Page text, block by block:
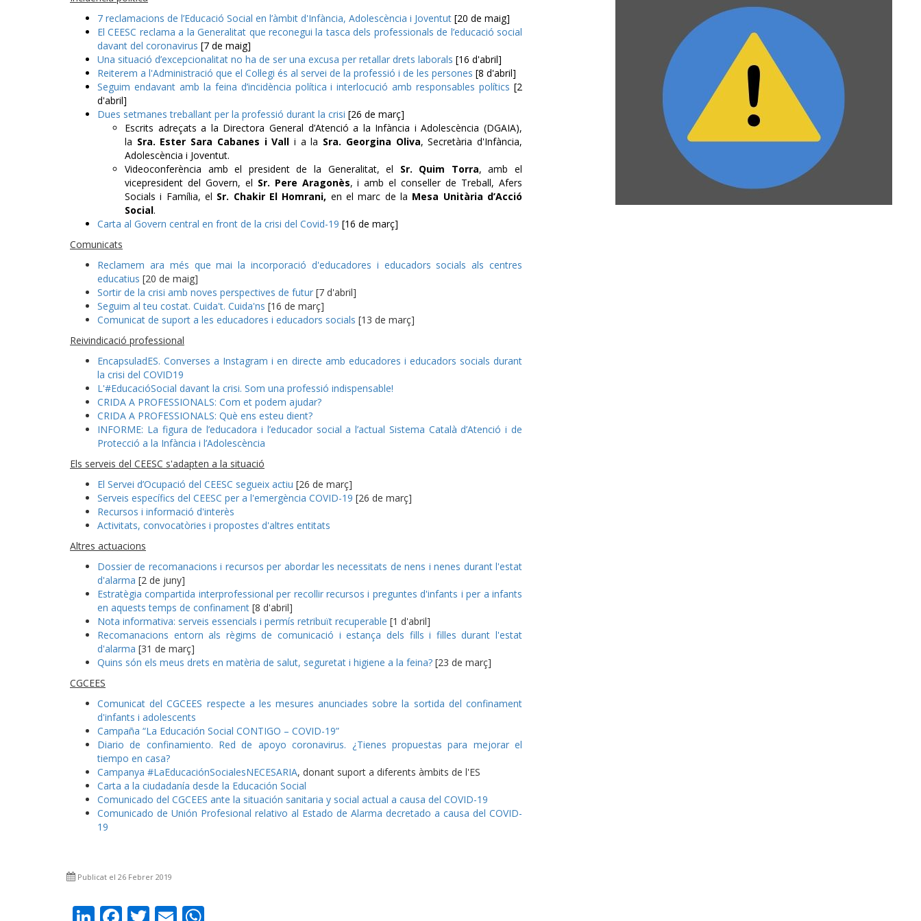
7 reclamacions de l’Educació Social en l’àmbit d'Infància, Adolescència i Joventut [20 de maig]
El CEESC reclama a la Generalitat que reconegui la tasca dels professionals de l’educació social
davant del coronavirus [7 de maig]
Una situació d’excepcionalitat no ha de ser una excusa per retallar drets laborals [16 d'abril]
Reiterem a l'Administració que el Col·legi és al servei de la professió i de les persones [8 d'abril]
Seguim endavant amb la feina d’incidència política i interlocució amb responsables polítics [2
d'abril]
Dues setmanes treballant per la professió durant la crisi [26 de març]
Escrits adreçats a la Directora General d’Atenció a la Infància i Adolescència (DGAIA),
la Sra. Ester Sara Cabanes i Valli a la Sra. Georgina Oliva, Secretària d'Infància,
Adolescència i Joventut.
Videoconferència amb el president de la Generalitat, el Sr. Quim Torra, amb el
vicepresident del Govern, el Sr. Pere Aragonès, i amb el conseller de Treball, Afers
Socials i Família, el Sr. Chakir El Homrani, en el marc de la Mesa Unitària d’Acció
Social.
Carta al Govern central en front de la crisi del Covid-19 [16 de març]
Comunicats
Reclamem ara més que mai la incorporació d'educadores i educadors socials als centres
educatius [20 de maig]
Sortir de la crisi amb noves perspectives de futur [7 d'abril]
Seguim al teu costat. Cuida't. Cuida'ns [16 de març]
Comunicat de suport a les educadores i educadors socials [13 de març]
Reivindicació professional
EncapsuladES. Converses a Instagram i en directe amb educadores i educadors socials durant
la crisi del COVID19
L'#EducacióSocial davant la crisi. Som una professió indispensable!
CRIDA A PROFESSIONALS: Com et podem ajudar?
CRIDA A PROFESSIONALS: Què ens esteu dient?
INFORME: La figura de l’educadora i l’educador social a l’actual Sistema Català d’Atenció i de
Protecció a la Infància i l’Adolescència
Els serveis del CEESC s'adapten a la situació
El Servei d’Ocupació del CEESC segueix actiu [26 de març]
Serveis específics del CEESC per a l'emergència COVID-19 [26 de març]
Recursos i informació d'interès
Activitats, convocatòries i propostes d'altres entitats
Altres actuacions
Dossier de recomanacions i recursos per abordar les necessitats de nens i nenes durant l'estat
d'alarma [2 de juny]
Estratègia compartida interprofessional per recollir recursos i preguntes d'infants i per a infants
en aquests temps de confinament [8 d'abril]
Nota informativa: serveis essencials i permís retribuït recuperable [1 d'abril]
Recomanacions entorn als règims de comunicació i estança dels fills i filles durant l'estat
d'alarma [31 de març]
Quins són els meus drets en matèria de salut, seguretat i higiene a la feina? [23 de març]
CGCEES
Comunicat del CGCEES respecte a les mesures anunciades sobre la sortida del confinament
d'infants i adolescents
Campaña “La Educación Social CONTIGO – COVID-19”
Diario de confinamiento. Red de apoyo coronavirus. ¿Tienes propuestas para mejorar el
tiempo en casa?
Campanya #LaEducaciónSocialesNECESARIA, donant suport a diferents àmbits de l'ES
Carta a la ciudadanía desde la Educación Social
Comunicado del CGCEES ante la situación sanitaria y social actual a causa del COVID-19
Comunicado de Unión Profesional relativo al Estado de Alarma decretado a causa del COVID-
19
Publicat el 26 Febrer 2019
LinkedIn
Facebook
Twitter
Email